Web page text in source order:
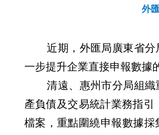
外
近期，外匯局廣東省分
一步提升企業直接申報數據
清遠、惠州市分局組織
產負債及交易統計業務指
檔案，重點圍繞申報數據